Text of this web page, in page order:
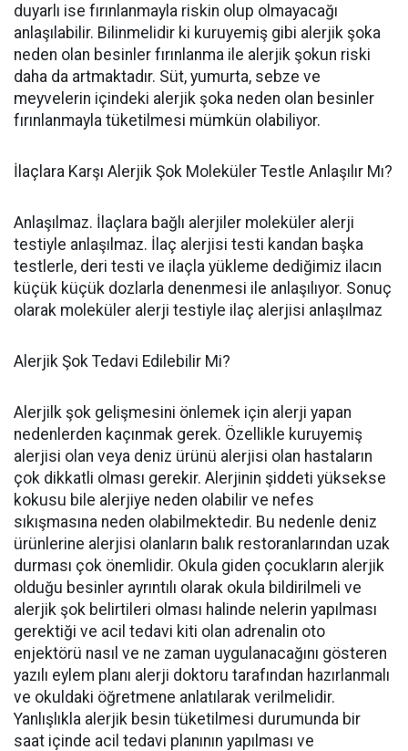
duyarlı ise fırınlanmayla riskin olup olmayacağı
anlaşılabilir. Bilinmelidir ki kuruyemiş gibi alerjik şoka
neden olan besinler fırınlanma ile alerjik şokun riski
daha da artmaktadır. Süt, yumurta, sebze ve
meyvelerin içindeki alerjik şoka neden olan besinler
fırınlanmayla tüketilmesi mümkün olabiliyor.
İlaçlara Karşı Alerjik Şok Moleküler Testle Anlaşılır Mı?
Anlaşılmaz. İlaçlara bağlı alerjiler moleküler alerji
testiyle anlaşılmaz. İlaç alerjisi testi kandan başka
testlerle, deri testi ve ilaçla yükleme dediğimiz ilacın
küçük küçük dozlarla denenmesi ile anlaşılıyor. Sonuç
olarak moleküler alerji testiyle ilaç alerjisi anlaşılmaz
Alerjik Şok Tedavi Edilebilir Mi?
Alerjilk şok gelişmesini önlemek için alerji yapan
nedenlerden kaçınmak gerek. Özellikle kuruyemiş
alerjisi olan veya deniz ürünü alerjisi olan hastaların
çok dikkatli olması gerekir. Alerjinin şiddeti yüksekse
kokusu bile alerjiye neden olabilir ve nefes
sıkışmasına neden olabilmektedir. Bu nedenle deniz
ürünlerine alerjisi olanların balık restoranlarından uzak
durması çok önemlidir. Okula giden çocukların alerjik
olduğu besinler ayrıntılı olarak okula bildirilmeli ve
alerjik şok belirtileri olması halinde nelerin yapılması
gerektiği ve acil tedavi kiti olan adrenalin oto
enjektörü nasıl ve ne zaman uygulanacağını gösteren
yazılı eylem planı alerji doktoru tarafından hazırlanmalı
ve okuldaki öğretmene anlatılarak verilmelidir.
Yanlışlıkla alerjik besin tüketilmesi durumunda bir
saat içinde acil tedavi planının yapılması ve